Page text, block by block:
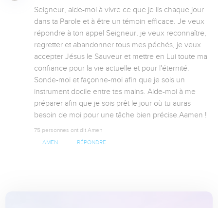
Seigneur, aide-moi à vivre ce que je lis chaque jour
dans ta Parole et à être un témoin efficace. Je veux
répondre à ton appel Seigneur, je veux reconnaître,
regretter et abandonner tous mes péchés, je veux
accepter Jésus le Sauveur et mettre en Lui toute ma
confiance pour la vie actuelle et pour l'éternité.
Sonde-moi et façonne-moi afin que je sois un
instrument docile entre tes mains. Aide-moi à me
préparer afin que je sois prêt le jour où tu auras
besoin de moi pour une tâche bien précise.Aamen !
75 personnes ont dit Amen
AMEN RÉPONDRE